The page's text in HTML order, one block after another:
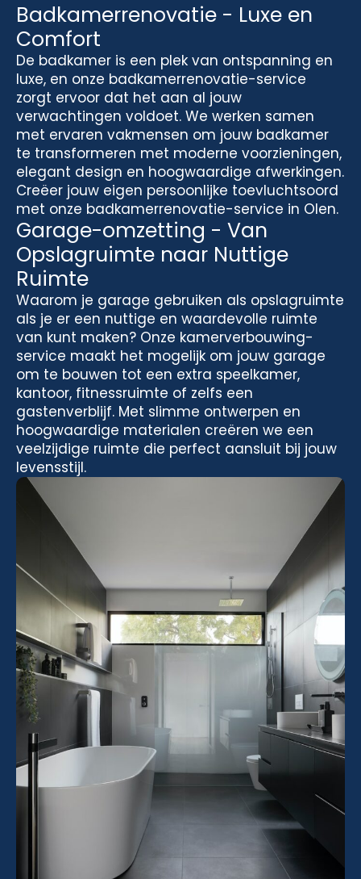
Badkamerrenovatie - Luxe en
Comfort
De badkamer is een plek van ontspanning en
luxe, en onze badkamerrenovatie-service
zorgt ervoor dat het aan al jouw
verwachtingen voldoet. We werken samen
met ervaren vakmensen om jouw badkamer
te transformeren met moderne voorzieningen,
elegant design en hoogwaardige afwerkingen.
Creëer jouw eigen persoonlijke toevluchtsoord
met onze badkamerrenovatie-service in Olen.
Garage-omzetting - Van
Opslagruimte naar Nuttige
Ruimte
Waarom je garage gebruiken als opslagruimte
als je er een nuttige en waardevolle ruimte
van kunt maken? Onze kamerverbouwing-
service maakt het mogelijk om jouw garage
om te bouwen tot een extra speelkamer,
kantoor, fitnessruimte of zelfs een
gastenverblijf. Met slimme ontwerpen en
hoogwaardige materialen creëren we een
veelzijdige ruimte die perfect aansluit bij jouw
levensstijl.